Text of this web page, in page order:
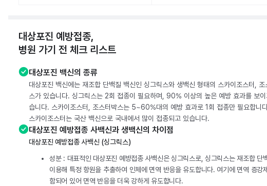
대상포진 예방접종,
병원 가기 전 체크 리스트
대상포진 백신의 종류
대상포진 백신에는 재조합 단백질 백신인 싱그릭스와 생백신 형태의 스카이조스터, 조
스가 있습니다. 싱그릭스는 2회 접종이 필요하며, 90% 이상의 높은 예방 효과를 보이
습니다. 스카이조스터, 조스터박스는 5~60%대의 예방 효과로 1회 접종만 필요합니
스카이조스터는 국산 백신으로 국내에서 많이 접종되고 있습니다.
대상포진 예방접종 사백신과 생백신의 차이점
대상포진 예방접종 사백신 (싱그릭스)
성분 : 대표적인 대상포진 예방접종 사백신은 싱그릭스로, 싱그릭스는 재조합 단
이용해 특정 항원을 추출하여 인체에 면역 반응을 유도합니다. 여기에 면역 증강
함되어 있어 면역 반응을 더욱 강하게 유도합니다.